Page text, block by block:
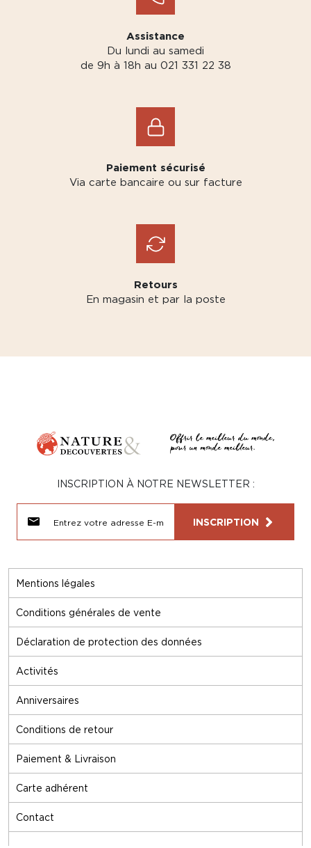
Assistance
Du lundi au samedi
de 9h à 18h au 021 331 22 38
Paiement sécurisé
Via carte bancaire ou sur facture
Retours
En magasin et par la poste
Mentions légales
Conditions générales de vente
Déclaration de protection des données
Activités
Anniversaires
Conditions de retour
Paiement & Livraison
Carte adhérent
Contact
INSCRIPTION À NOTRE NEWSLETTER :
INSCRIPTION